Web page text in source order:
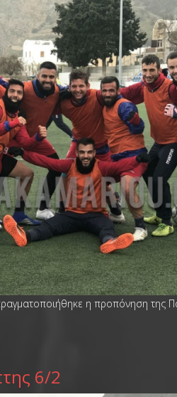
η προπόνηση της
6/2